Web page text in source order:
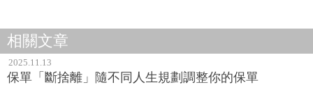
相關文章
2025.11.13
保單「斷捨離」隨不同人生規劃調整你的保單